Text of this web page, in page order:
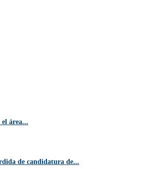
el área...
de candidatura de...